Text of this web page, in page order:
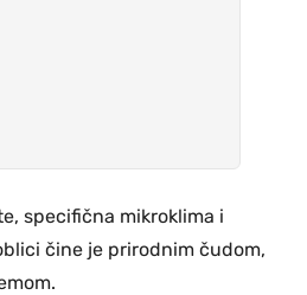
specifična mikroklima i
čine je prirodnim čudom,